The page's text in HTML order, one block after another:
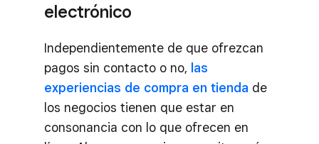
electrónico
Independientemente de que ofrezcan
pagos sin contacto o no, las
experiencias de compra en tienda de
los negocios tienen que estar en
consonancia con lo que ofrecen en